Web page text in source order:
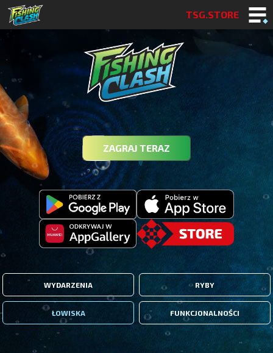
TSG.STORE
ZAGRAJ TERAZ
WYDARZENIA RYBY
ŁOWISKA FUNKCJONALNOŚCI